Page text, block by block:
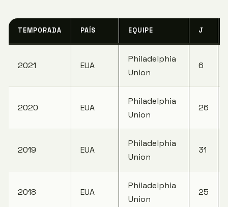
TEMPORADA PAÍS EQUIPE J
2021 EUA
Philadelphia
Union
6
2020 EUA
Philadelphia
Union
26
2019 EUA
Philadelphia
Union
31
2018 EUA
Philadelphia
Union
25